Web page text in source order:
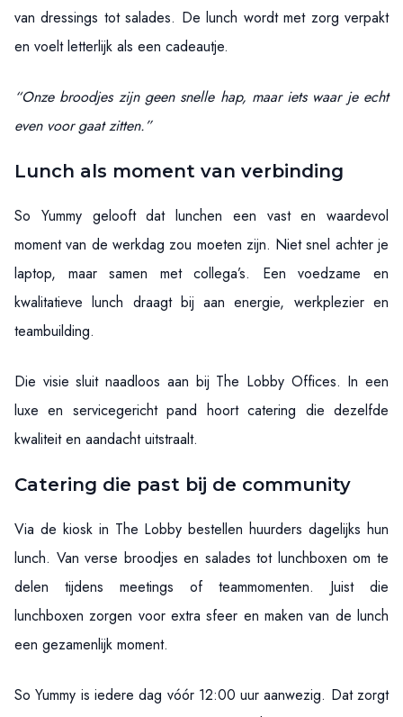
van dressings tot salades. De lunch wordt met zorg verpakt
en voelt letterlijk als een cadeautje.
“Onze broodjes zijn geen snelle hap, maar iets waar je echt
even voor gaat zitten.”
Lunch als moment van verbinding
So Yummy gelooft dat lunchen een vast en waardevol
moment van de werkdag zou moeten zijn. Niet snel achter je
laptop, maar samen met collega’s. Een voedzame en
kwalitatieve lunch draagt bij aan energie, werkplezier en
teambuilding.
Die visie sluit naadloos aan bij The Lobby Offices. In een
luxe en servicegericht pand hoort catering die dezelfde
kwaliteit en aandacht uitstraalt.
Catering die past bij de community
Via de kiosk in The Lobby bestellen huurders dagelijks hun
lunch. Van verse broodjes en salades tot lunchboxen om te
delen tijdens meetings of teammomenten. Juist die
lunchboxen zorgen voor extra sfeer en maken van de lunch
een gezamenlijk moment.
So Yummy is iedere dag vóór 12:00 uur aanwezig. Dat zorgt